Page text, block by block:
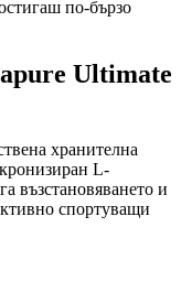
по-бързо
Ultimate
хранителна
L-
възстановяването и
спортуващи